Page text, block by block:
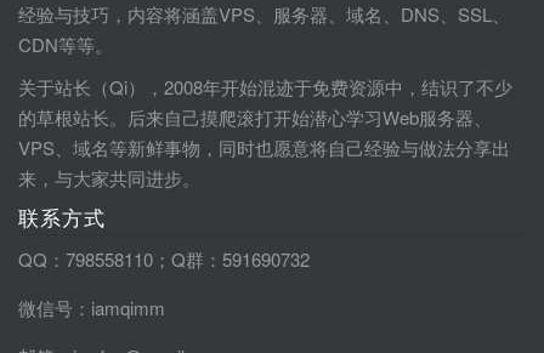
经验与技巧，内容将涵盖VPS、服务器、域名、DNS、SSL、
CDN等等。
关于站长（Qi），2008年开始混迹于免费资源中，结识了不少
的草根站长。后来自己摸爬滚打开始潜心学习Web服务器、
VPS、域名等新鲜事物，同时也愿意将自己经验与做法分享出
来，与大家共同进步。
联系方式
QQ：798558110；Q群：591690732
微信号：iamqimm